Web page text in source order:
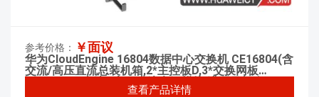
参考价格： ￥面议
华为CloudEngine 16804数据中心交换机 CE16804(含
交流/高压直流总装机箱,2*主控板D,3*交换网板
F,2*3000W 交流&高压直流电源模块,满配风机盒)
查看产品详情